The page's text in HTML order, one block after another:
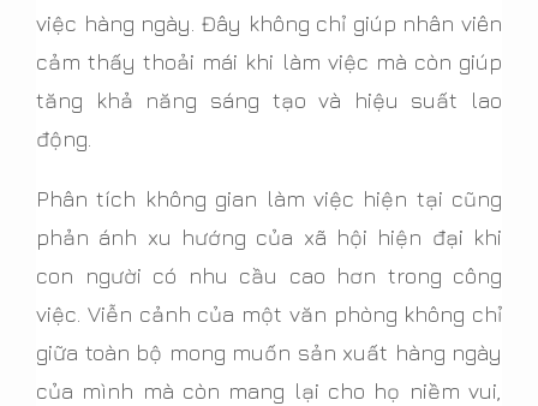
việc hàng ngày. Đây không chỉ giúp nhân viên
cảm thấy thoải mái khi làm việc mà còn giúp
tăng khả năng sáng tạo và hiệu suất lao
động.
Phân tích không gian làm việc hiện tại cũng
phản ánh xu hướng của xã hội hiện đại khi
con người có nhu cầu cao hơn trong công
việc. Viễn cảnh của một văn phòng không chỉ
giữa toàn bộ mong muốn sản xuất hàng ngày
của mình mà còn mang lại cho họ niềm vui,